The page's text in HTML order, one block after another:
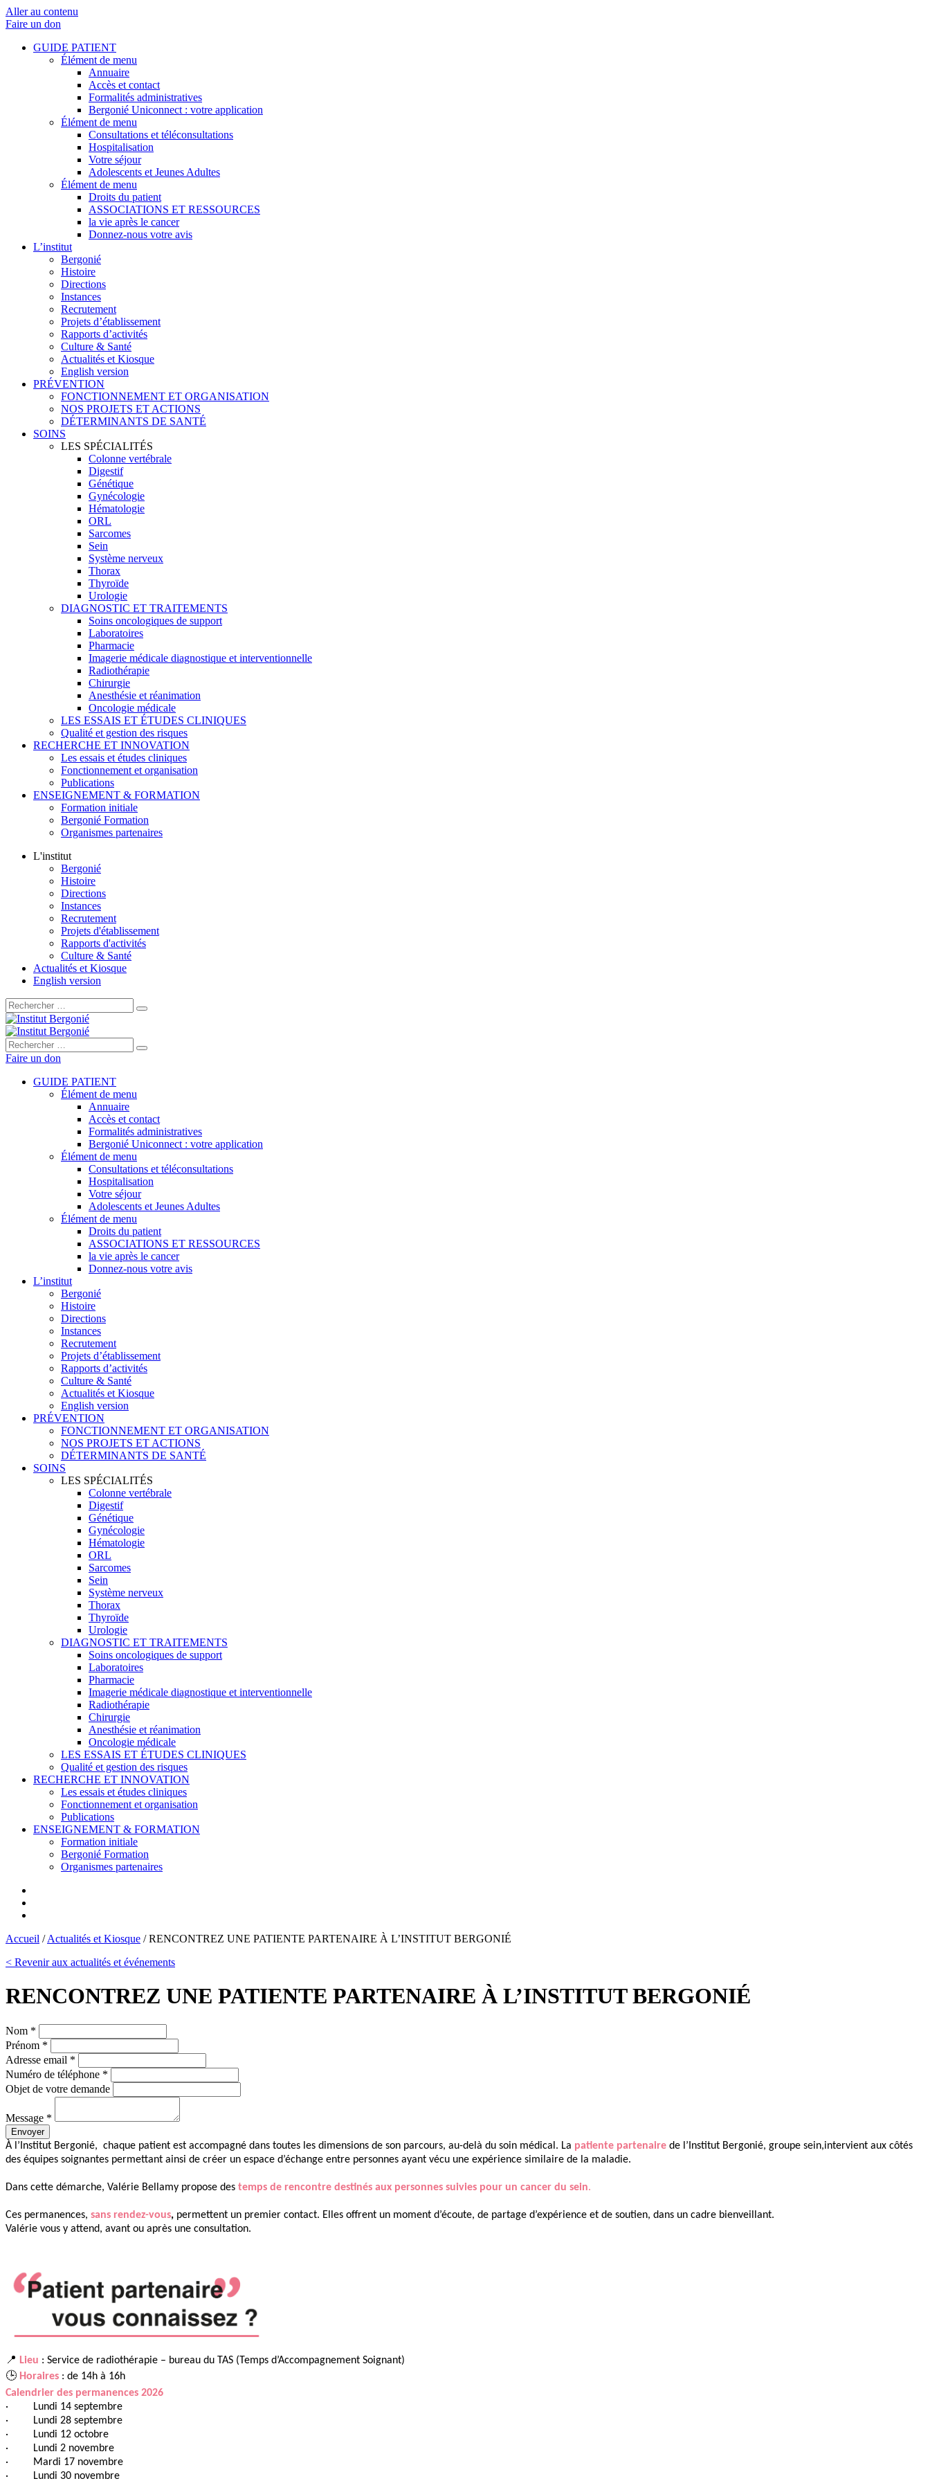
Aller au contenu
Faire un don
GUIDE PATIENT
Élément de menu
Annuaire
Accès et contact
Formalités administratives
Bergonié Uniconnect : votre application
Élément de menu
Consultations et téléconsultations
Hospitalisation
Votre séjour
Adolescents et Jeunes Adultes
Élément de menu
Droits du patient
ASSOCIATIONS ET RESSOURCES
la vie après le cancer
Donnez-nous votre avis
L’institut
Bergonié
Histoire
Directions
Instances
Recrutement
Projets d’établissement
Rapports d’activités
Culture & Santé
Actualités et Kiosque
English version
PRÉVENTION
FONCTIONNEMENT ET ORGANISATION
NOS PROJETS ET ACTIONS
DÉTERMINANTS DE SANTÉ
SOINS
LES SPÉCIALITÉS
Colonne vertébrale
Digestif
Génétique
Gynécologie
Hématologie
ORL
Sarcomes
Sein
Système nerveux
Thorax
Thyroïde
Urologie
DIAGNOSTIC ET TRAITEMENTS
Soins oncologiques de support
Laboratoires
Pharmacie
Imagerie médicale diagnostique et interventionnelle
Radiothérapie
Chirurgie
Anesthésie et réanimation
Oncologie médicale
LES ESSAIS ET ÉTUDES CLINIQUES
Qualité et gestion des risques
RECHERCHE ET INNOVATION
Les essais et études cliniques
Fonctionnement et organisation
Publications
ENSEIGNEMENT & FORMATION
Formation initiale
Bergonié Formation
Organismes partenaires
L'institut
Bergonié
Histoire
Directions
Instances
Recrutement
Projets d'établissement
Rapports d'activités
Culture & Santé
Actualités et Kiosque
English version
Rechercher :
Rechercher :
Faire un don
GUIDE PATIENT
Élément de menu
Annuaire
Accès et contact
Formalités administratives
Bergonié Uniconnect : votre application
Élément de menu
Consultations et téléconsultations
Hospitalisation
Votre séjour
Adolescents et Jeunes Adultes
Élément de menu
Droits du patient
ASSOCIATIONS ET RESSOURCES
la vie après le cancer
Donnez-nous votre avis
L’institut
Bergonié
Histoire
Directions
Instances
Recrutement
Projets d’établissement
Rapports d’activités
Culture & Santé
Actualités et Kiosque
English version
PRÉVENTION
FONCTIONNEMENT ET ORGANISATION
NOS PROJETS ET ACTIONS
DÉTERMINANTS DE SANTÉ
SOINS
LES SPÉCIALITÉS
Colonne vertébrale
Digestif
Génétique
Gynécologie
Hématologie
ORL
Sarcomes
Sein
Système nerveux
Thorax
Thyroïde
Urologie
DIAGNOSTIC ET TRAITEMENTS
Soins oncologiques de support
Laboratoires
Pharmacie
Imagerie médicale diagnostique et interventionnelle
Radiothérapie
Chirurgie
Anesthésie et réanimation
Oncologie médicale
LES ESSAIS ET ÉTUDES CLINIQUES
Qualité et gestion des risques
RECHERCHE ET INNOVATION
Les essais et études cliniques
Fonctionnement et organisation
Publications
ENSEIGNEMENT & FORMATION
Formation initiale
Bergonié Formation
Organismes partenaires
Accueil /Actualités et Kiosque /RENCONTREZ UNE PATIENTE PARTENAIRE À L’INSTITUT BERGONIÉ
< Revenir aux actualités et événements
RENCONTREZ UNE PATIENTE PARTENAIRE À L’INSTITUT BERGONIÉ
Nom *
Prénom *
Adresse email *
Numéro de téléphone *
Objet de votre demande
Message *
Envoyer
À l’Institut Bergonié, chaque patient est accompagné dans toutes les dimensions de son parcours, au-delà du soin médical. La patiente partenaire de l’Institut Bergonié, groupe sein,intervient aux côtés
des équipes soignantes permettant ainsi de créer un espace d’échange entre personnes ayant vécu une expérience similaire de la maladie.
Dans cette démarche, Valérie Bellamy propose des temps de rencontre destinés aux personnes suivies pour un cancer du sein.
Ces permanences, sans rendez-vous, permettent un premier contact. Elles offrent un moment d’écoute, de partage d’expérience et de soutien, dans un cadre bienveillant.
Valérie vous y attend, avant ou après une consultation.
📍 Lieu : Service de radiothérapie – bureau du TAS (Temps d’Accompagnement Soignant)
🕒 Horaires : de 14h à 16h
Calendrier des permanences 2026
· Lundi 14 septembre
· Lundi 28 septembre
· Lundi 12 octobre
· Lundi 2 novembre
· Mardi 17 novembre
· Lundi 30 novembre